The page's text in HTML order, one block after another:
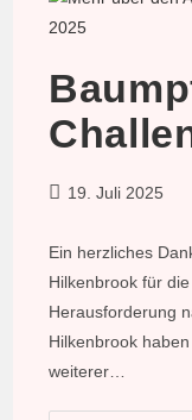
Beitrag
19. Juli 2025
Ein herzliches
Hilkenbrook für
Herausforderung
Hilkenbrook
weiterer…